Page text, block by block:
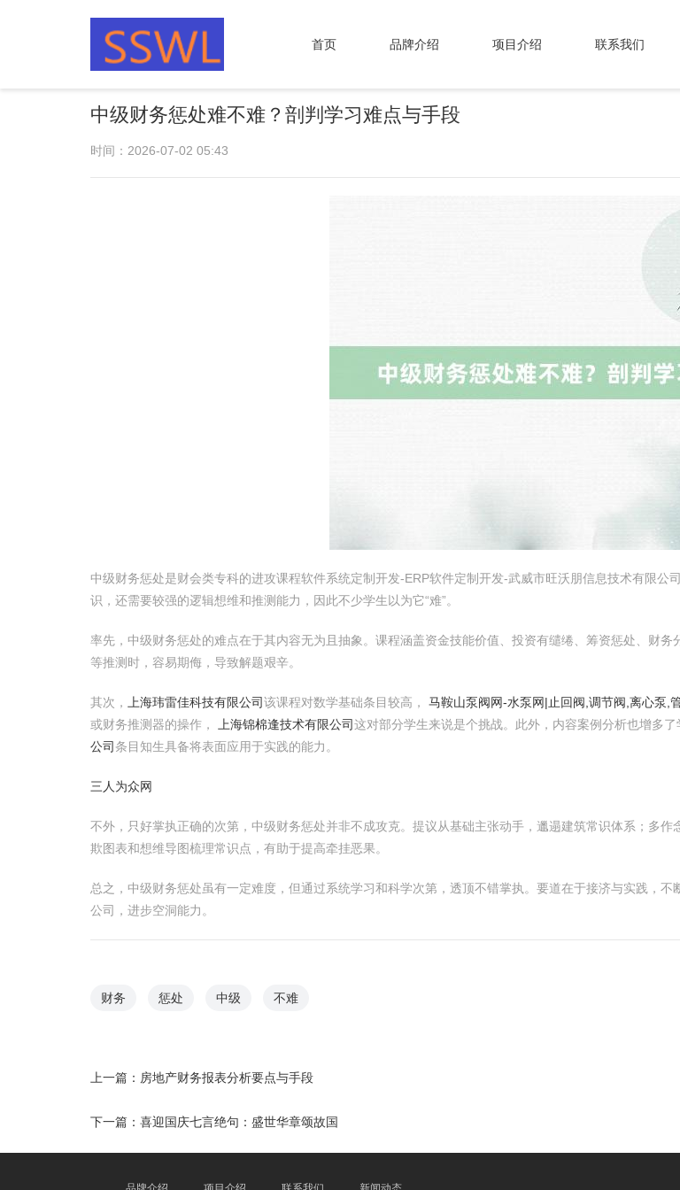
首页 品牌介绍 项目介绍 联系我们
中级财务惩处难不难？剖判学习难点与手段
时间：2026-07-02 05:43
中级财务惩处是财会类专科的进攻课程软件系统定制开发-ERP软件定制开发-武威市旺沃朋信息技术有限
识，还需要较强的逻辑想维和推测能力，因此不少学生以为它“难”。
率先，中级财务惩处的难点在于其内容无为且抽象。课程涵盖资金技能价值、投资有缱绻、筹资惩处、财
等推测时，容易期侮，导致解题艰辛。
其次， 上海玮雷佳科技有限公司该课程对数学基础条目较高， 马鞍山泵阀网-水泵网|止回阀,调节阀,离心泵,
或财务推测器的操作，
上海锦棉逢技术有限公司这对部分学生来说是个挑战。此外，内容案例分析也增多了
公司 条目知生具备将表面应用于实践的能力。
三人为众网
不外，只好掌执正确的次第，中级财务惩处并非不成攻克。提议从基础主张动手，邋遢建筑常识体系；多
欺图表和想维导图梳理常识点，有助于提高牵挂恶果。
总之，中级财务惩处虽有一定难度，但通过系统学习和科学次第，透顶不错掌执。要道在于接济与实践，
公司，进步空洞能力。
财务 惩处 中级 不难
上一篇： 房地产财务报表分析要点与手段
下一篇： 喜迎国庆七言绝句：盛世华章颂故国